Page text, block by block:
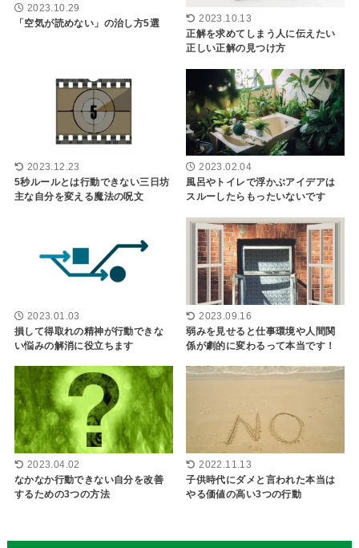
2023.10.29
「空気が読めない」の治し方5選 2023.10.13
正解を求めてしまう人に伝えたい
正しい正解の見つけ方
2023.12.23
5秒ルールとは行動できない三日坊
主な自分を変える魔法の呪文
2023.02.04
風呂やトイレで浮かぶアイデアは
スルーしたらもったいないです
2023.01.03
損して得取れの精神が行動できな
い悩みの解消に役立ちます
2023.09.16
弱みを見せると仕事環境や人間関
係が劇的に変わるって本当です！
2023.04.02
なかなか行動できない自分を改善
するための3つの方法
2022.11.13
子供時代にダメと言われた本当は
やる価値の高い3つの行動